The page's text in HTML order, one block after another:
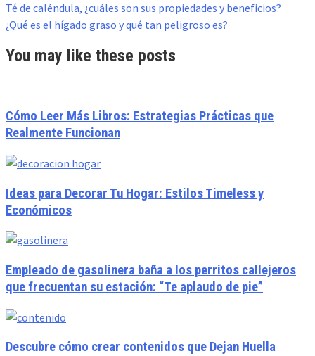
Post
navigation
Té de caléndula, ¿cuáles son sus propiedades y beneficios?
¿Qué es el hígado graso y qué tan peligroso es?
You may like these posts
Cómo Leer Más Libros: Estrategias Prácticas que
Realmente Funcionan
Ideas para Decorar Tu Hogar: Estilos Timeless y
Económicos
Empleado de gasolinera baña a los perritos callejeros
que frecuentan su estación: “Te aplaudo de pie”
Descubre cómo crear contenidos que Dejan Huella